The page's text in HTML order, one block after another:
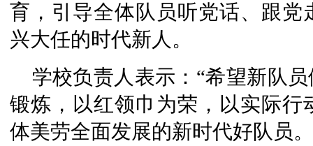
育，引导全体队员听党话、跟
兴大任的时代新人。
学校负责人表示：“希望新队
锻炼，以红领巾为荣，以实际
体美劳全面发展的新时代好队员